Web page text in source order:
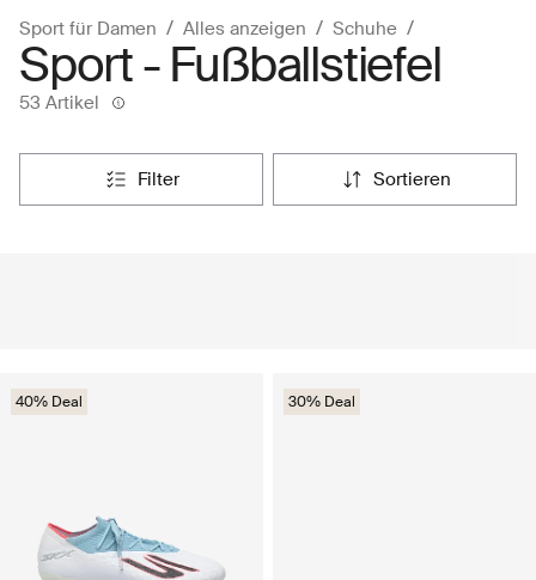
Sport für Damen Alles anzeigen Schuhe
Sport - Fußballstiefel
53 Artikel
filter sortieren
40% Deal 30% Deal